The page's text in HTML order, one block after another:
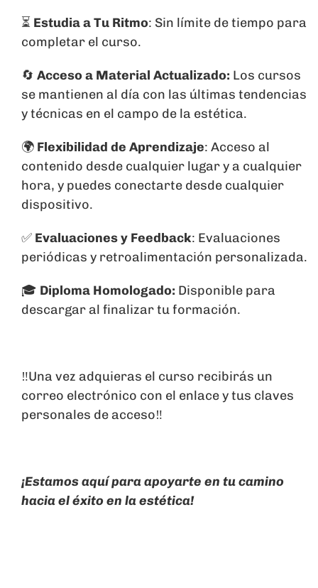
⏳ Estudia a Tu Ritmo: Sin límite de tiempo para
completar el curso.
🔄 Acceso a Material Actualizado: Los cursos
se mantienen al día con las últimas tendencias
y técnicas en el campo de la estética.
🌍Flexibilidad de Aprendizaje: Acceso al
contenido desde cualquier lugar y a cualquier
hora, y puedes conectarte desde cualquier
dispositivo.
✅ Evaluaciones y Feedback: Evaluaciones
periódicas y retroalimentación personalizada.
🎓 Diploma Homologado: Disponible para
descargar al finalizar tu formación.
‼️Una vez adquieras el curso recibirás un
correo electrónico con el enlace y tus claves
personales de acceso‼️
¡Estamos aquí para apoyarte en tu camino
hacia el éxito en la estética!